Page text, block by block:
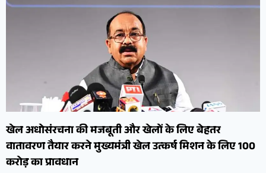
खेल अधोसंरचना की मजबूती और खेलों के लिए बेहतर
वातावरण तैयार करने मुख्यमंत्री खेल उत्कर्ष मिशन के लिए 100
करोड़ का प्रावधान